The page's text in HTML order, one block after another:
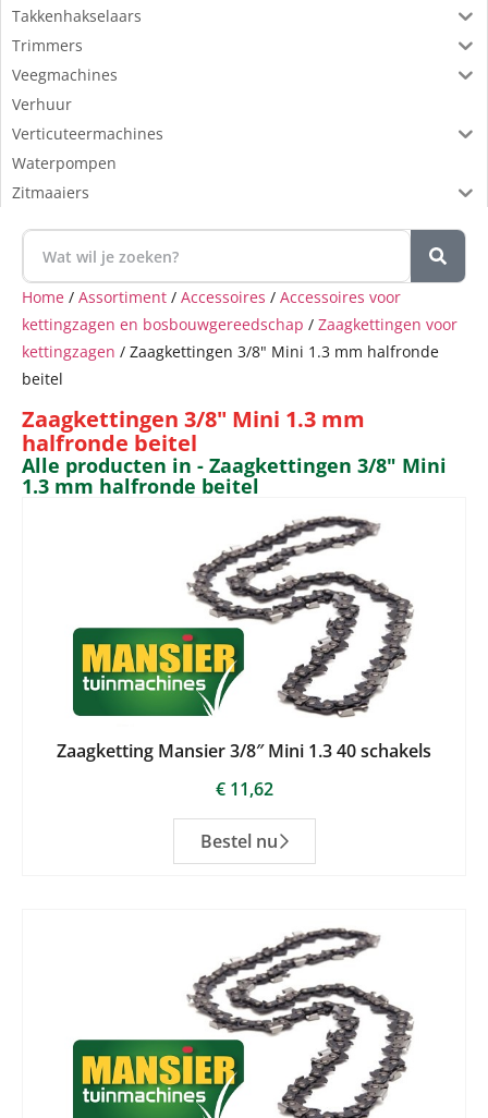
Takkenhakselaars
Trimmers
Veegmachines
Verhuur
Verticuteermachines
Waterpompen
Zitmaaiers
Home / Assortiment / Accessoires / Accessoires voor
kettingzagen en bosbouwgereedschap / Zaagkettingen voor
kettingzagen / Zaagkettingen 3/8" Mini 1.3 mm halfronde
beitel
Zaagkettingen 3/8" Mini 1.3 mm
halfronde beitel
Alle producten in - Zaagkettingen 3/8" Mini
1.3 mm halfronde beitel
Zaagketting Mansier 3/8″ Mini 1.3 40 schakels
€11,62
Bestel nu